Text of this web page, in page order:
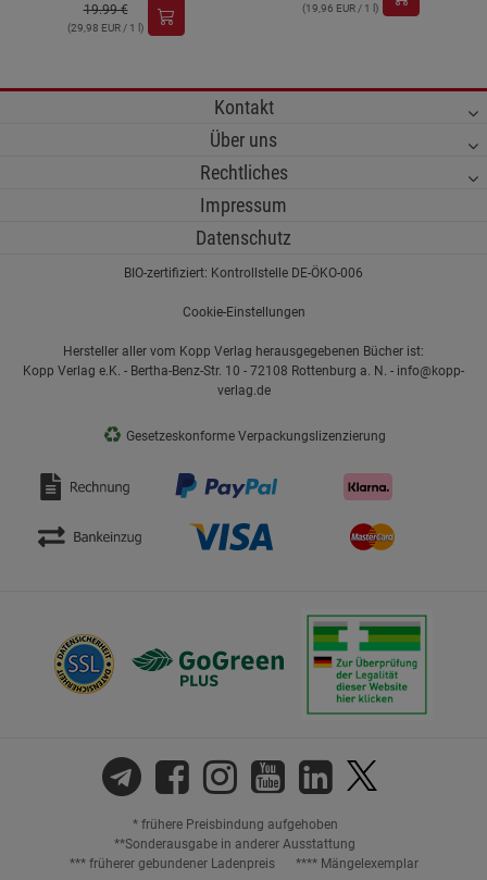
19.99 €
(29,98 EUR / 1 l)
(19,96 EUR / 1 l)
Kontakt
Über uns
Rechtliches
Impressum
Datenschutz
BIO-zertifiziert: Kontrollstelle DE-ÖKO-006
Cookie-Einstellungen
Hersteller aller vom Kopp Verlag herausgegebenen Bücher ist:
Kopp Verlag e.K. - Bertha-Benz-Str. 10 - 72108 Rottenburg a. N. - info@kopp-
verlag.de
♻ Gesetzeskonforme Verpackungslizenzierung
* frühere Preisbindung aufgehoben
**Sonderausgabe in anderer Ausstattung
*** früherer gebundener Ladenpreis
**** Mängelexemplar